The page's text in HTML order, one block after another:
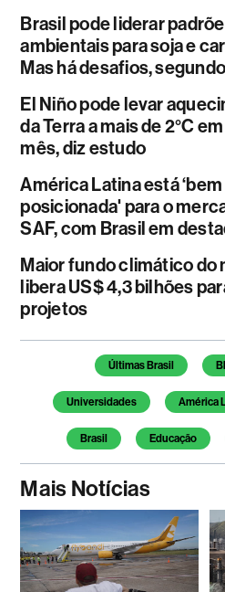
Brasil pode liderar
ambientais para soja e
Mas há desafios,
El Niño pode levar
da Terra a mais de 2°C
mês, diz estudo
América Latina está ‘bem
posicionada' para o
SAF, com Brasil em
Maior fundo climático do
libera US$ 4,3 bilhões
projetos
Temas deste artigo
Últimas Brasil
Universidades América
Brasil Educação
Mais Notícias